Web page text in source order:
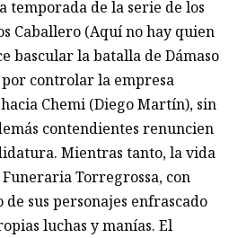
temporada de la serie de los
Caballero (Aquí no hay quien
bascular la batalla de Dámaso
por controlar la empresa
Chemi (Diego Martín), sin
contendientes renuncien
Mientras tanto, la vida
Funeraria Torregrossa, con
de sus personajes enfrascado
luchas y manías. El